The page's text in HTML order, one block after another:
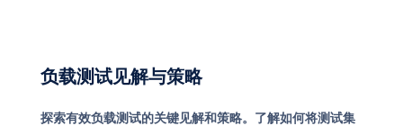
负载测试见解与策略
探索有效负载测试的关键见解和策略。了解如何将测试集